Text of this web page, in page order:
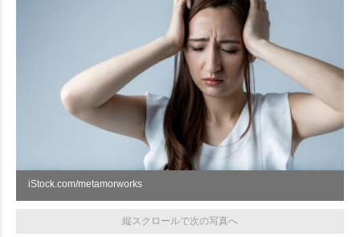
iStock.com/metamorworks
縦スクロールで次の写真へ